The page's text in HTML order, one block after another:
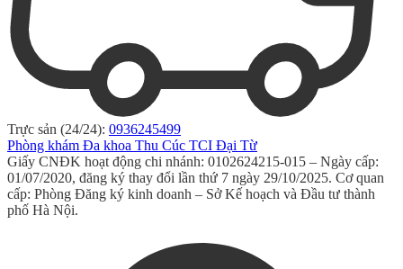
Trực sản (24/24): 0936245499
Phòng khám Đa khoa Thu Cúc TCI Đại Từ
Giấy CNĐK hoạt động chi nhánh: 0102624215-015 – Ngày cấp:
01/07/2020, đăng ký thay đổi lần thứ 7 ngày 29/10/2025. Cơ quan
cấp: Phòng Đăng ký kinh doanh – Sở Kế hoạch và Đầu tư thành
phố Hà Nội.